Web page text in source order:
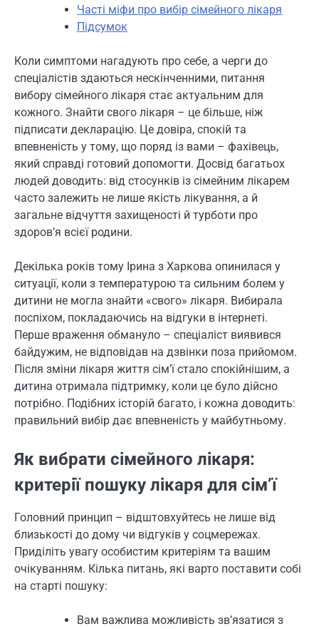
Часті міфи про вибір сімейного лікаря
Підсумок
Коли симптоми нагадують про себе, а черги до
спеціалістів здаються нескінченними, питання
вибору сімейного лікаря стає актуальним для
кожного. Знайти свого лікаря – це більше, ніж
підписати декларацію. Це довіра, спокій та
впевненість у тому, що поряд із вами – фахівець,
який справді готовий допомогти. Досвід багатьох
людей доводить: від стосунків із сімейним лікарем
часто залежить не лише якість лікування, а й
загальне відчуття захищеності й турботи про
здоров’я всієї родини.
Декілька років тому Ірина з Харкова опинилася у
ситуації, коли з температурою та сильним болем у
дитини не могла знайти «свого» лікаря. Вибирала
поспіхом, покладаючись на відгуки в інтернеті.
Перше враження обмануло – спеціаліст виявився
байдужим, не відповідав на дзвінки поза прийомом.
Після зміни лікаря життя сім’ї стало спокійнішим, а
дитина отримала підтримку, коли це було дійсно
потрібно. Подібних історій багато, і кожна доводить:
правильний вибір дає впевненість у майбутньому.
Як вибрати сімейного лікаря:
критерії пошуку лікаря для сім’ї
Головний принцип – відштовхуйтесь не лише від
близькості до дому чи відгуків у соцмережах.
Приділіть увагу особистим критеріям та вашим
очікуванням. Кілька питань, які варто поставити собі
на старті пошуку:
Вам важлива можливість зв’язатися з